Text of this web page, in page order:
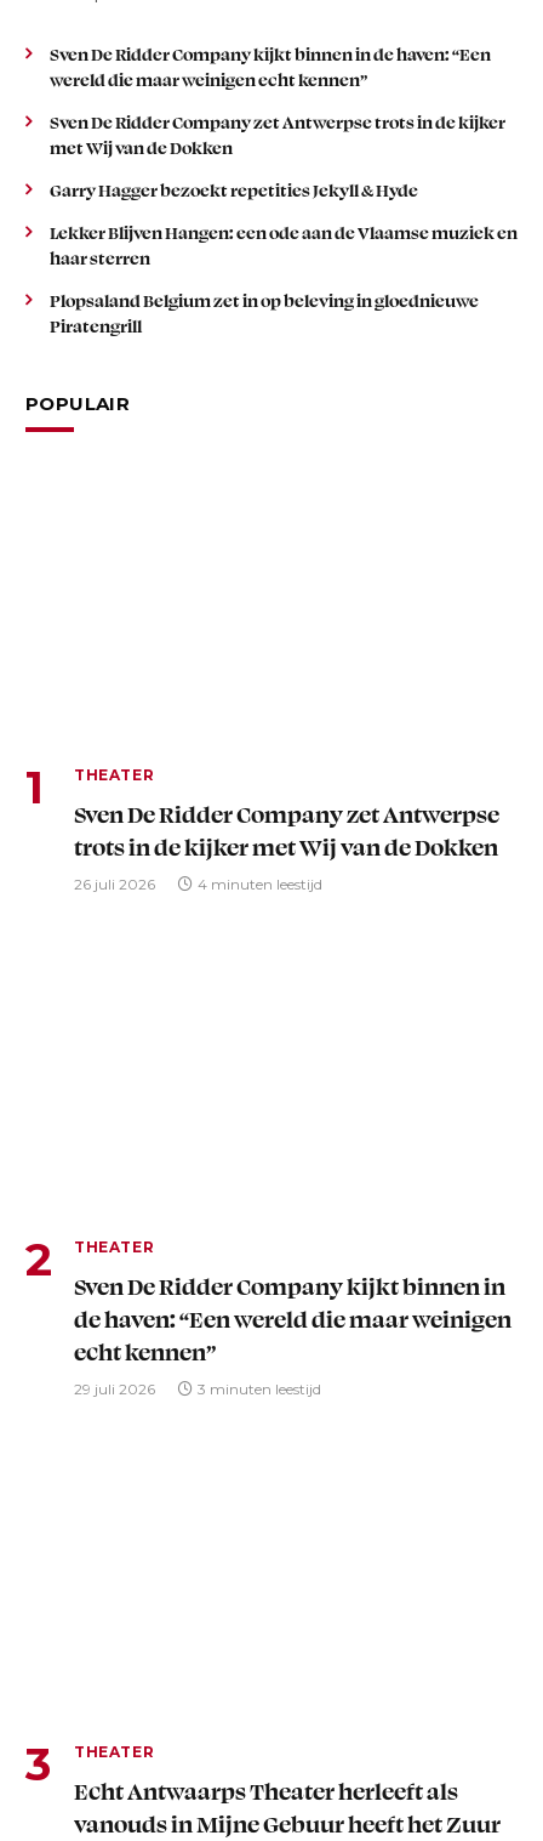
Sven De Ridder Company kijkt binnen in de haven: “Een
wereld die maar weinigen echt kennen”
Sven De Ridder Company zet Antwerpse trots in de kijker
met Wij van de Dokken
Garry Hagger bezoekt repetities Jekyll & Hyde
Lekker Blijven Hangen: een ode aan de Vlaamse muziek en
haar sterren
Plopsaland Belgium zet in op beleving in gloednieuwe
Piratengrill
POPULAIR
THEATER
Sven De Ridder Company zet Antwerpse
trots in de kijker met Wij van de Dokken
26 juli 2026 4 minuten leestijd
THEATER
Sven De Ridder Company kijkt binnen in
de haven: “Een wereld die maar weinigen
echt kennen”
29 juli 2026 3 minuten leestijd
THEATER
Echt Antwaarps Theater herleeft als
vanouds in Mijne Gebuur heeft het Zuur